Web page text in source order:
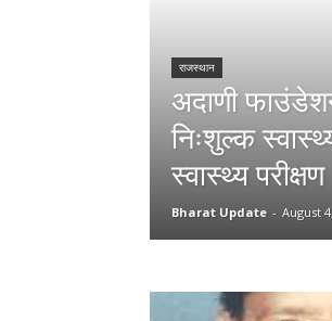
राजस्थान
अदाणी
निःशुल्क
स्वास्थ्य परीक्षण
Bharat Update - August